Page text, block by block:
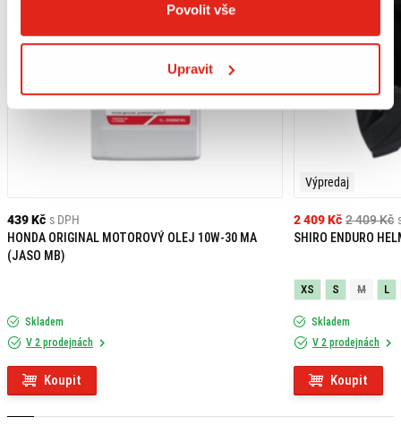
Povolit vše
Upravit
439 Kč s DPH
HONDA ORIGINAL MOTOROVÝ OLEJ 10W-30 MA
(JASO MB)
Skladem
V 2 prodejnách
Koupit
Výpredaj
2 409 Kč
2 409 Kč
SHIRO ENDURO
XS S M L
Skladem
V 2 prodejnách
Koupit